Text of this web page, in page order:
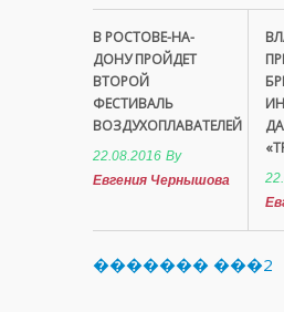
В РОСТОВЕ-НА-
ДОНУ ПРОЙДЕТ
ВТОРОЙ
ФЕСТИВАЛЬ
ВОЗДУХОПЛАВАТЕЛЕЙ
22.08.2016 By
Евгения Чернышова
������� ���2